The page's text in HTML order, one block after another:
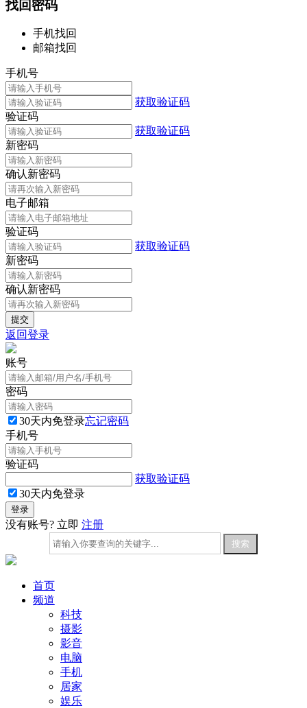
找回密码
手机找回
邮箱找回
手机号
获取验证码
验证码
获取验证码
新密码
确认新密码
电子邮箱
验证码
获取验证码
新密码
确认新密码
返回登录
账号
密码
30天内免登录忘记密码
手机号
验证码
获取验证码
30天内免登录
没有账号? 立即 注册
首页
频道
科技
摄影
影音
电脑
手机
居家
娱乐